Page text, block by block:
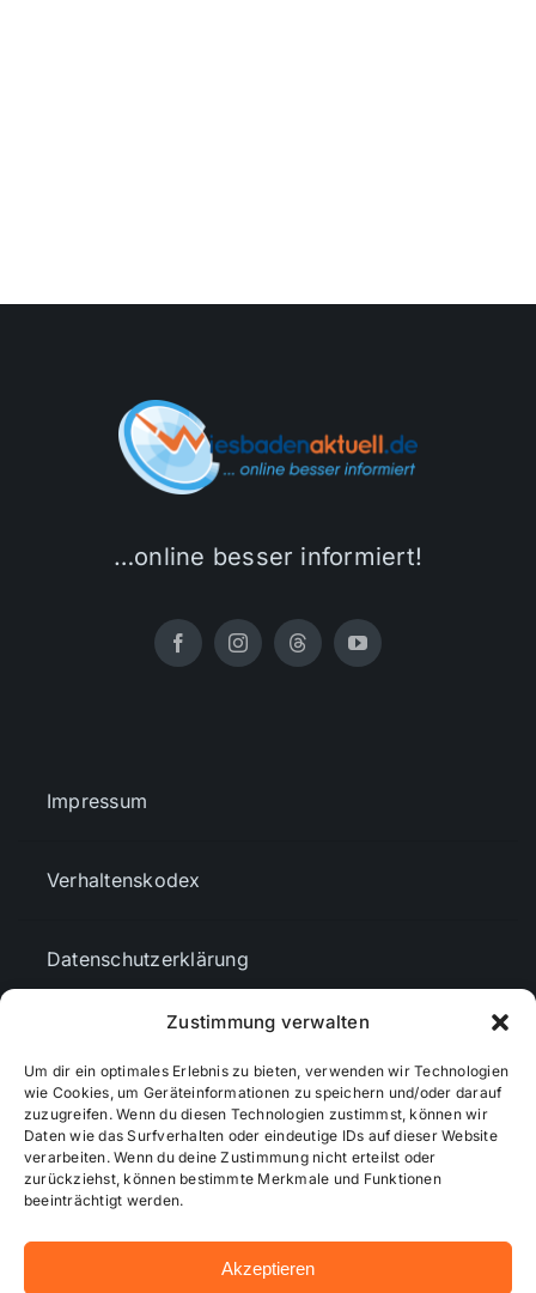
Zustimmung verwalten
Um dir ein optimales Erlebnis zu bieten, verwenden wir Technologien
wie Cookies, um Geräteinformationen zu speichern und/oder darauf
zuzugreifen. Wenn du diesen Technologien zustimmst, können wir
Daten wie das Surfverhalten oder eindeutige IDs auf dieser Website
verarbeiten. Wenn du deine Zustimmung nicht erteilst oder
zurückziehst, können bestimmte Merkmale und Funktionen
beeinträchtigt werden.
Akzeptieren
…online besser informiert!
Impressum
Verhaltenskodex
Datenschutzerklärung
Cookie-Richtlinie (EU)
Mediendaten